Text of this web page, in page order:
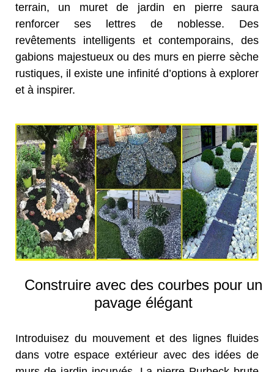
terrain, un muret de jardin en pierre saura
renforcer ses lettres de noblesse. Des
revêtements intelligents et contemporains, des
gabions majestueux ou des murs en pierre sèche
rustiques, il existe une infinité d’options à explorer
et à inspirer.
Construire avec des courbes pour un
pavage élégant
Introduisez du mouvement et des lignes fluides
dans votre espace extérieur avec des idées de